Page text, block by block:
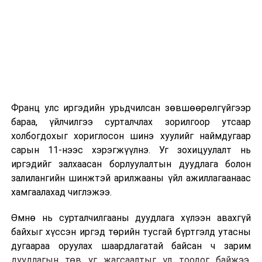
2026 оны 9 дүгээр сарын 13-наас оюутнуудыг
дотуур байранд оруулж эхэлнэ.
Сургууль, цэцэрлэгийн үйл ажиллагааны
зохицуулалт
2026 оны 8 дугаар сарын 17–28-ны өдрүүдэд
байранд элсэлт, бүртгэл болон бусад аливаа
арга хэмжээ зохион байгуулахгүй болно.
Франц улс иргэдийн урьдчилсан зөвшөөрөлгүйгээр
бараа, үйлчилгээ сурталчлах зорилгоор утсаар
холбогдохыг хориглосон шинэ хуулийг наймдугаар
сарын 11-нээс хэрэгжүүлнэ. Уг зохицуулалт нь
иргэдийг залхаасан борлуулалтын дуудлага болон
залилангийн шинжтэй арилжааны үйл ажиллагаанаас
хамгаалахад чиглэжээ.
Өмнө нь сурталчилгааны дуудлага хүлээн авахгүй
байхыг хүссэн иргэд төрийн тусгай бүртгэлд утасны
дугаараа оруулах шаардлагатай байсан ч зарим